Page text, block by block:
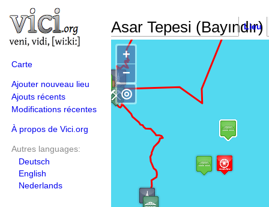
Carte
Ajouter nouveau lieu
Ajouts récents
Modifications récentes
À propos de Vici.org
Autres languages:
Deutsch
English
Nederlands
Asar Tepesi (Bayındır)
Lieu
+
−
◎